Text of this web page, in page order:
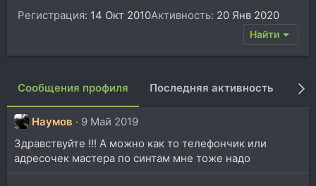
Регистрация 14 Окт 2010Активность 20 Янв 2020
Найти
Сообщения профиля Последняя активность
Наумов
9 Май 2019
Здравствуйте !!! А можно как то телефончик или
адресочек мастера по синтам мне тоже надо